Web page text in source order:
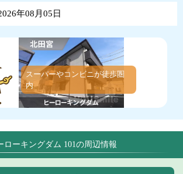
年08月05日
スーパーやコンビニが徒歩圏
内
ローキングダム 101の周辺情報